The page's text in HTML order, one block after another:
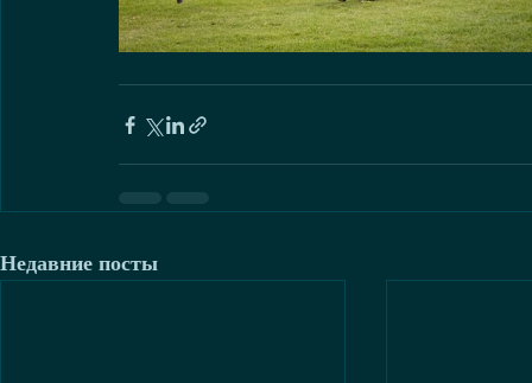
Недавние посты